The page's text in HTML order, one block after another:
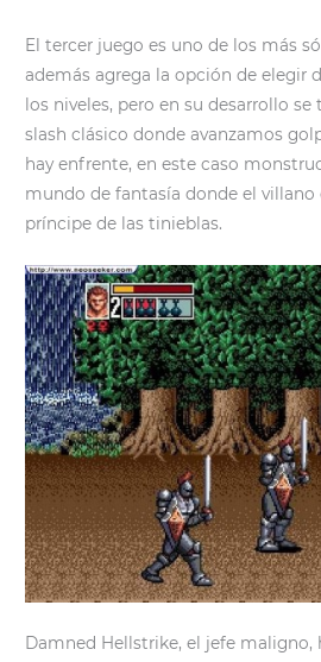
El tercer juego es uno de los más
además agrega la opción de elegir
los niveles, pero en su desarrollo se
slash clásico donde avanzamos
hay enfrente, en este caso
mundo de fantasía donde el villano
príncipe de las tinieblas.
Damned Hellstrike, el jefe maligno,